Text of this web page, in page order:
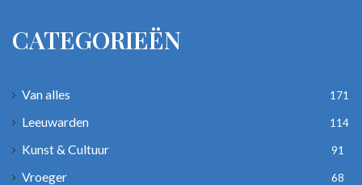
CATEGORIEËN
Van alles 171
Leeuwarden 114
Kunst & Cultuur 91
Vroeger 68